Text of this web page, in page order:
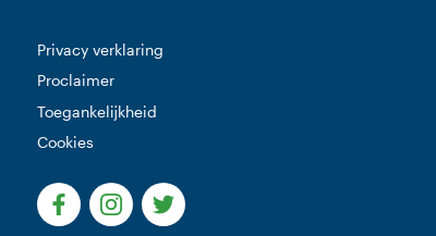
Privacy verklaring
Proclaimer
Toegankelijkheid
Cookies
(Deze link gaat naar een externe website)
(Deze link gaat naar een externe
(Deze link gaat naar een